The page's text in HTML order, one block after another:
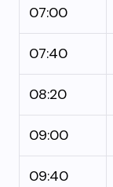
07:00
07:40
08:20
09:00
09:40